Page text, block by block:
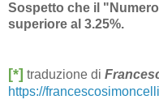
Sospetto che il
superiore al 3.25%.
[*] traduzione di
https://